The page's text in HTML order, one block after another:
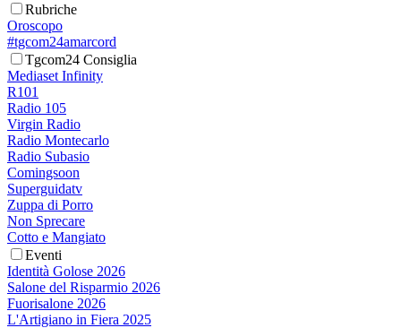
Rubriche
Oroscopo
#tgcom24amarcord
Tgcom24 Consiglia
Mediaset Infinity
R101
Radio 105
Virgin Radio
Radio Montecarlo
Radio Subasio
Comingsoon
Superguidatv
Zuppa di Porro
Non Sprecare
Cotto e Mangiato
Eventi
Identità Golose 2026
Salone del Risparmio 2026
Fuorisalone 2026
L'Artigiano in Fiera 2025